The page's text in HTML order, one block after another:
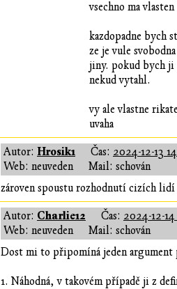
vsechno ma
kazdopadne bych
ze je vule
jiny. pokud bych ji
nekud vytahl.
vy ale vlastne
uvaha
Autor: Hrosik1 Čas: 2024-12-13
Web: neuveden
Mail: schován
zároven spoustu rozhodnutí cizích lidí
Autor: Charlie12 Čas: 2024-12-
Web: neuveden
Mail: schován
Dost mi to připomíná jeden
1. Náhodná, v takovém případě ji z